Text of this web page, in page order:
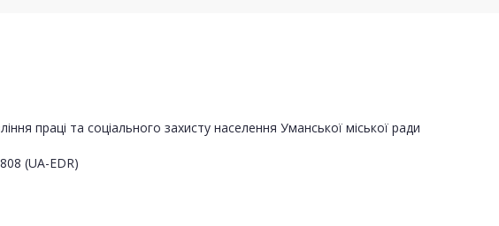
праці та соціального захисту населення Уманської міської ради
(UA-EDR)